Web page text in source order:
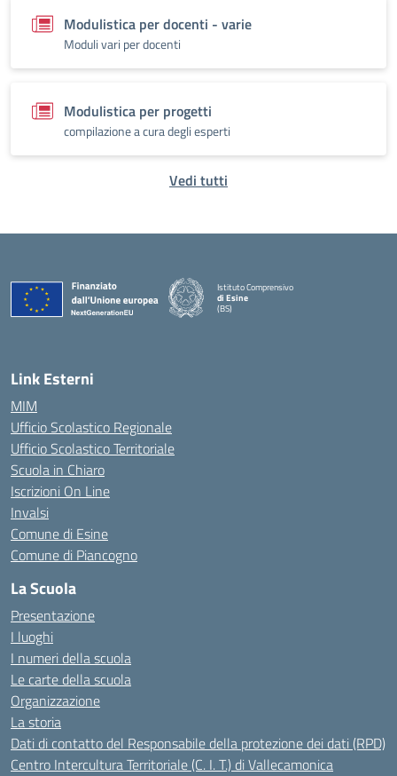
Modulistica per docenti - varie
Moduli vari per docenti
Modulistica per progetti
compilazione a cura degli esperti
Vedi tutti
Istituto Comprensivo
di Esine
(BS)
Link Esterni
MIM
Ufficio Scolastico Regionale
Ufficio Scolastico Territoriale
Scuola in Chiaro
Iscrizioni On Line
Invalsi
Comune di Esine
Comune di Piancogno
La Scuola
Presentazione
I luoghi
I numeri della scuola
Le carte della scuola
Organizzazione
La storia
Dati di contatto del Responsabile della protezione dei dati (RPD)
Centro Intercultura Territoriale (C. I. T.) di Vallecamonica